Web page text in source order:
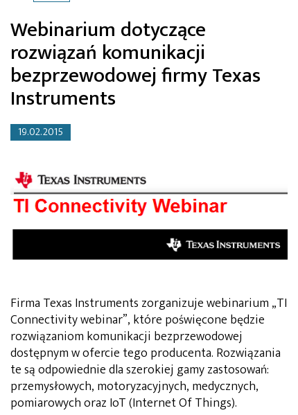
Webinarium dotyczące
rozwiązań komunikacji
bezprzewodowej firmy Texas
Instruments
19.02.2015
Firma Texas Instruments zorganizuje webinarium „TI
Connectivity webinar”, które poświęcone będzie
rozwiązaniom komunikacji bezprzewodowej
dostępnym w ofercie tego producenta. Rozwiązania
te są odpowiednie dla szerokiej gamy zastosowań:
przemysłowych, motoryzacyjnych, medycznych,
pomiarowych oraz IoT (Internet Of Things).